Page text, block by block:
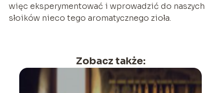
więc eksperymentować i wprowadzić do naszych
słoików nieco tego aromatycznego zioła.
Zobacz także: